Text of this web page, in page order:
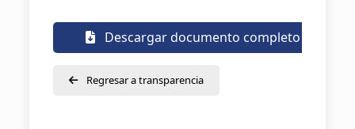
Descargar documento completo
Regresar a transparencia